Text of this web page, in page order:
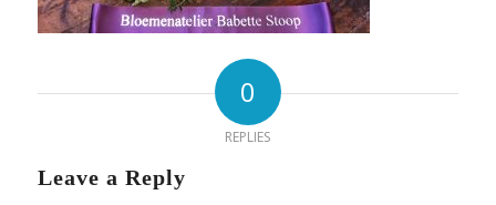
0
REPLIES
Leave a Reply